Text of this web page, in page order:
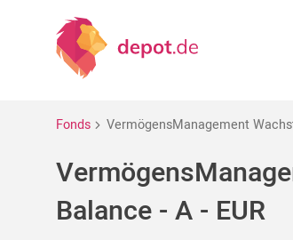
Fonds VermögensManagement
Balance - A - EUR